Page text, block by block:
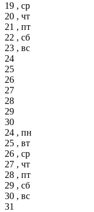
19 , ср
20 , чт
21 , пт
22 , сб
23 , вс
24
25
26
27
28
29
30
24 , пн
25 , вт
26 , ср
27 , чт
28 , пт
29 , сб
30 , вс
31